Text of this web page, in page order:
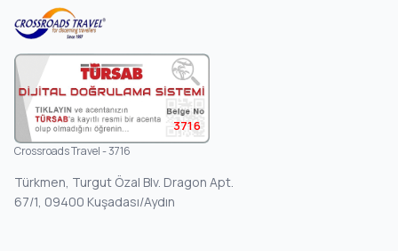
3716
Crossroads Travel - 3716
Türkmen, Turgut Özal Blv. Dragon Apt.
67/1, 09400 Kuşadası/Aydın